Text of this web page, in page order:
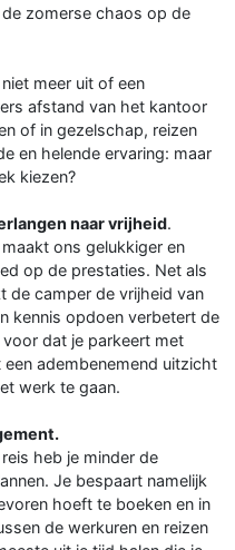
zomerse chaos op de
meer uit of een
afstand van het kantoor
of in gezelschap, reizen
en helende ervaring: maar
kiezen?
naar vrijheid.
ons gelukkiger en
op de prestaties. Net als
de camper de vrijheid van
kennis opdoen verbetert de
dat je parkeert met
adembenemend uitzicht
werk te gaan.
heb je minder de
Je bespaart namelijk
hoeft te boeken en in
de werkuren en reizen